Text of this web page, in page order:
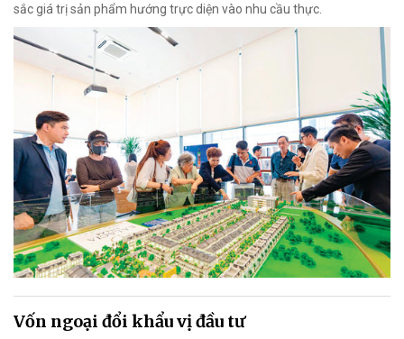
sắc giá trị sản phẩm hướng trực diện vào nhu cầu thực.
Vốn ngoại đổi khẩu vị đầu tư